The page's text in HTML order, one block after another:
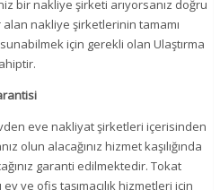
bir nakliye şirketi arıyorsanız doğru
nakliye şirketlerinin tamamı
için gerekli olan Ulaştırma
eve nakliyat şirketleri içerisinden
olun alacağınız hizmet kaşılığında
garanti edilmektedir. Tokat
ve ofis taşımacılık hizmetleri için